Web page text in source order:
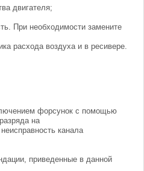
двигателя;
При необходимости замените
расхода воздуха и в ресивере.
форсунок с помощью
на
канала
приведенные в данной